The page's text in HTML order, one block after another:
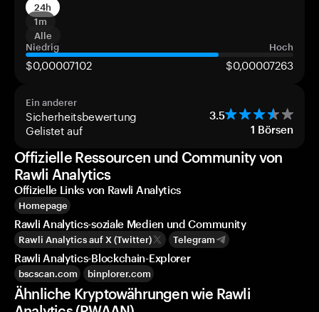
24h
1m
Alle
Niedrig
Hoch
$0,00007102 $0,00007263
Ein anderer
Sicherheitsbewertung 3.5
Gelistet auf 1 Börsen
Offizielle Ressourcen und Community von
Rawli Analytics
Offizielle Links von Rawli Analytics
Homepage
Rawli Analytics-soziale Medien und Community
Rawli Analytics auf X (Twitter) Telegram
Rawli Analytics-Blockchain-Explorer
bscscan.com binplorer.com
Ähnliche Kryptowährungen wie Rawli